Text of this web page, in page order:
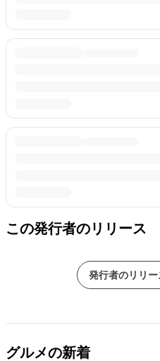
この発行者のリリース
発行者のリリ
グルメの新着